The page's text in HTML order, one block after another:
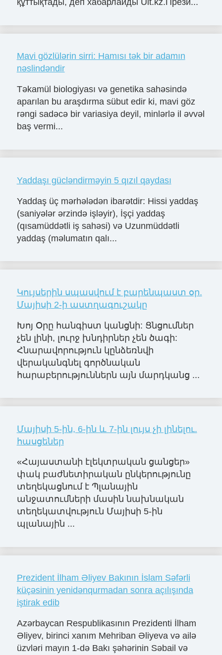
құттықтады, деп хабарлайды Ult.kz.Прези...
Mavi gözlülərin sirri: Hamısı tək bir adamın
nəslindəndir
Təkamül biologiyası və genetika sahəsində
aparılan bu araşdırma sübut edir ki, mavi göz
rəngi sadəcə bir variasiya deyil, minlərlə il əvvəl
baş vermi...
Yaddaşı gücləndirməyin 5 qızıl qaydası
Yaddaş üç mərhələdən ibarətdir: Hissi yaddaş
(saniyələr ərzində işləyir), İşçi yaddaş
(qısamüddətli iş sahəsi) və Uzunmüddətli
yaddaş (məlumatın qalı...
Կույսերին սպասվում է բարենպաստ օր.
Մայիսի 2-ի աստղագուշակը
Խոյ Օրը հանգիստ կանցնի: Ցնցումներ
չեն լինի, լուրջ խնդիրներ չեն ծագի:
Հնարավորություն կընձեռնվի
վերականգնել գործնական
հարաբերություններն այն մարդկանց ...
Մայիսի 5-ին, 6-ին և 7-ին լույս չի լինելու.
հասցեներ
«Հայաստանի էլեկտրական ցանցեր»
փակ բաժնետիրական ընկերությունը
տեղեկացնում է Պլանային
անջատումների մասին նախնական
տեղեկատվություն Մայիսի 5-ին
պլանային ...
Prezident İlham Əliyev Bakının İslam Səfərli
küçəsinin yenidənqurmadan sonra açılışında
iştirak edib
Azərbaycan Respublikasının Prezidenti İlham
Əliyev, birinci xanım Mehriban Əliyeva və ailə
üzvləri mayın 1-də Bakı şəhərinin Səbail və